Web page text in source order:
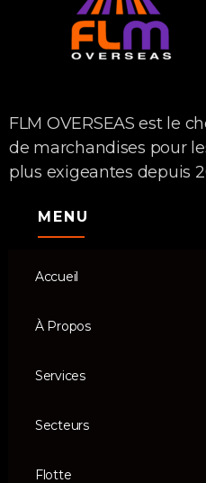
FLM OVERSEAS est le
de marchandises pour
plus exigeantes depuis
MENU
Accueil
À Propos
Services
Secteurs
Flotte